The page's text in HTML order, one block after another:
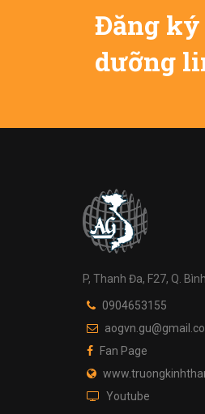
Đăng ký
dưỡng
P, Thanh Đa, F27, Q.
0904653155
Fan Page
Youtube